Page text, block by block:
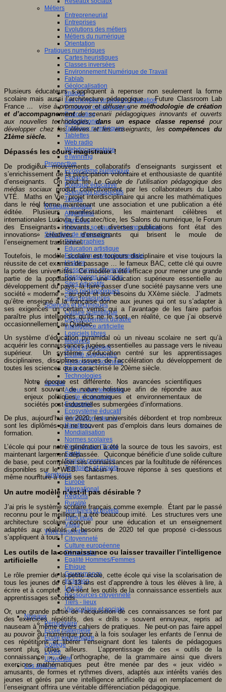
Métiers
Entrepreneuriat
Entreprises
Evolutions des métiers
Métiers du numérique
Orientation
Pratiques numériques
Cartes heuristiques
Classes inversées
Environnement Numérique de Travail
Fablab
Géolocalisation
Images
Les mondes virtuels en éducation
Pratiques collaboratives
Podcasting
Smartphones
Tableaux numériques
Tablettes
Web radio
Webdocumentaire
eTwinning
Prospective
Ecosystème numérique
Espaces
Politique éducative
Scénarios prospectifs
Temps
Réseaux sociaux
Algorithme
Données
Réseaux sociaux et champ scolaire
Sélection de ressources
Bibliographies
Education artistique
Education environnementale
Histoire
Ressources citoyenneté
Ressources sciences
Sites éducatifs
Sites pédagogiques
Sites ressources
Sciences et techniques
Culture scientifique
Développement durable
Intelligence artificielle
Logiciels libres
Métavers
Outils et logiciels
Réalité augmentée
Ressources sciences
Robotique
Technologies
Société
Acteurs des territoires
Ecole et structure
Economie
Ecosystème éducatif
Génération internet
Handicap
Mondialisation
Normes scolaires
Regards sur l’Ecole
Santé
Société connectée
Territoires et projets
Territoires
Europe
International
Régions
Ruralité
Territoires et projets
Tiers lieux
Villes
Vivre ensemble
Citoyenneté
Culture européenne
Démocratie
Egalité Hommes/Femmes
Ethique
Gouvernance
Inclusion
Laïcité
Ressources citoyenneté
Tiers - lieux
Vie scolaire et sociale
Niveaux
Périscolaire
Ecole maternelle
Ecole élémentaire
Collège
Lycée
Université
Les auteurs
Plusieurs éducateurs s’appliquent à repenser non seulement la forme
scolaire mais aussi l’architecture pédagogique. Future Classroom Lab
France … vise à promouvoir et diffuser uneméthodologie de création
et d’accompagnementde scenarii pédagogiques innovants et ouverts
aux nouvelles technologies,dans un espace classe repensé pour
développer chez les élèves et les enseignants, lescompétences du
21ème siècle.
Dépassés les cours magistraux !
De prodigieux mouvements collaboratifs d’enseignants surgissent et
s’enrichissement de la participation volontaire et enthousiaste de quantité
d’enseignants. On peut lire Le Guide de l’utilisation pédagogique des
médias sociaux produit collectivement par les collaborateurs du Labo
VTÉ. Maths en Vie, projet interdisciplinaire qui ancre les mathématiques
dans le réel forme maintenant une association et une publication a été
éditée. Plusieurs manifestations, les maintenant célèbres et
internationales Ludovia, Educatec/tice, les Salons du numérique, le Forum
des Enseignants innovants, et diverses publications font état des
innovations créatives d’enseignants qui brisent le moule de
l’enseignement traditionnel.
Toutefois, le modèle scolaire est toujours disciplinaire et vise toujours la
réussite de cet examen de passage … le fameux BAC, cette clé qui ouvre
la porte des universités. Ce modèle a été efficace pour mener une grande
partie de la population vers une éducation supérieure essentielle au
développement du pays, la faire passer d’une société paysanne vers une
société « moderne », au goût et aux besoins du XXème siècle. J’admets
qu’être enseigné à la française donne aux jeunes qui ont su s’adapter à
ses exigences un certain vernis qui a l’avantage de les faire parfois
paraître plus intelligents qu’ils ne le sont en réalité, ce que j’ai observé
occasionnellement au Québec.
Un système d’éducation pyramidal où un niveau scolaire ne sert qu’à
acquérir les connaissances jugées essentielles au passage vers le niveau
supérieur. Un système d’éducation centré sur les apprentissages
disciplinaires, disciplines issues de l’accélération du développement de
toutes les sciences qui a caractérisé le 20ème siècle.
Notre époque est différente. Nos avancées scientifiques
sont souvent de nature holistique afin de répondre aux
enjeux politiques, économiques et environnementaux de
sociétés post-industrielles submergées d’informations.
De plus, aujourd’hui en 2020, les universités débordent et trop nombreux
sont les diplômés qui ne trouvent pas d’emplois dans leurs domaines de
formation.
L’école qui pour notre génération a été la source de tous les savoirs, est
maintenant largement dépassée. Quiconque bénéficie d’une solide culture
de base, peut compléter ses connaissances par la foultitude de références
disponibles sur le WEB. Chacun y trouve réponse à ses questions et
même nourriture à tous ses fantasmes.
Un autre modèle n’est-il pas désirable ?
J’ai pris le système scolaire français comme exemple. Étant par le passé
reconnu pour le meilleur, il a été beaucoup imité. Les structures vers une
architecture scolaire conçue pour une éducation et un enseignement
adaptés aux réalités et besoins de 2020 tel que proposé ci-dessous
s’appliquent à tous !
Les outils de la connaissance ou laisser travailler l’intelligence
artificielle
Le rôle premier de la petite école, cette école qui vise la scolarisation de
tous les jeunes de 6 à 13 ans est d’apprendre à tous les élèves à lire, à
écrire et à compter. Ce sont les outils de la connaissance essentiels aux
apprentissages seconds.
Or, une grande partie de l’acquisition de ces connaissances se font par
des exercices répétitifs, des « drills » souvent ennuyeux, repris ad
nauseam à même divers cahiers de pratiques. Ne peut-on pas faire appel
au pouvoir du numérique pour à la fois soulager les enfants de l’ennui de
ces répétitions et libérer l’enseignant dont les talents de pédagogues
seront plus utiles ailleurs. L’apprentissage de ces « outils de la
connaissance », de l’orthographe, de la grammaire ainsi que divers
exercices mathématiques peut être menée par des « jeux vidéo »
amusants, de formes et rythmes divers, adaptés aux intérêts variés des
jeunes et gérés par une intelligence artificielle qui en remplacement de
l’enseignant offrira une véritable différenciation pédagogique.